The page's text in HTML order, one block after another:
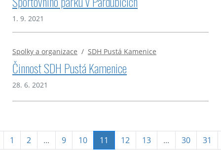
1. 9. 2021
Spolky a organizace / SDH Pustá Kamenice
Činnost SDH Pustá Kamenice
28. 6. 2021
1 2 ... 9 10 11 (aktuální)
12 13 ... 30 31